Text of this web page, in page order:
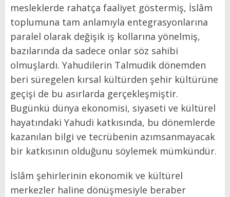
mesleklerde rahatça faaliyet göstermiş, İslâm
toplumuna tam anlamıyla entegrasyonlarına
paralel olarak değişik iş kollarına yönelmiş,
bazılarında da sadece onlar söz sahibi
olmuşlardı. Yahudilerin Talmudik dönemden
beri süregelen kırsal kültürden şehir kültürüne
geçişi de bu asırlarda gerçekleşmiştir.
Bugünkü dünya ekonomisi, siyaseti ve kültürel
hayatındaki Yahudi katkısında, bu dönemlerde
kazanılan bilgi ve tecrübenin azımsanmayacak
bir katkısının olduğunu söylemek mümkündür.
İslâm şehirlerinin ekonomik ve kültürel
merkezler haline dönüşmesiyle beraber